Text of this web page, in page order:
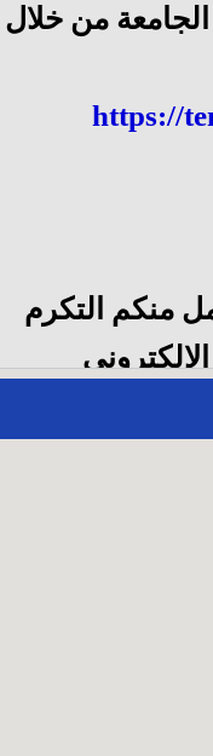
من خلال
https://
منكم التكرم